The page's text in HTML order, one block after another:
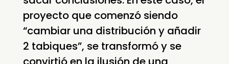
proyecto que comenzó siendo
“cambiar una distribución y añadir
2 tabiques”, se transformó y se